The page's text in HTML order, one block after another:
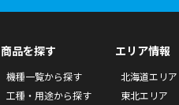
商品を探す
機種一覧から探す
工種・用途から探す
エリア情報
北海道エリア
東北エリア